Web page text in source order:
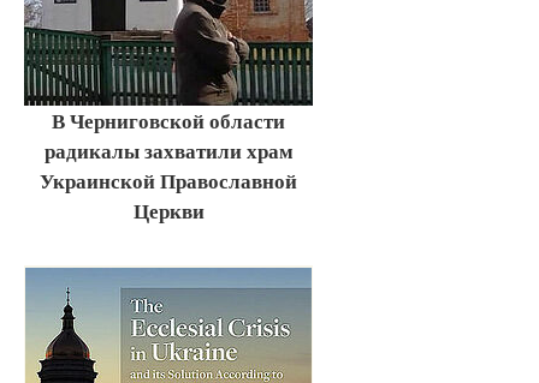
В Черниговской области
радикалы захватили храм
Украинской Православной
Церкви